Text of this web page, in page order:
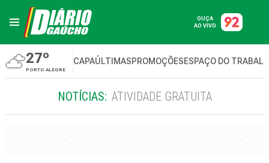
OUÇA
AO VIVO
27º
PORTO ALEGRE
CAPAÚLTIMASPROMOÇÕESESPAÇO DO
NOTÍCIAS: ATIVIDADE GRATUITA